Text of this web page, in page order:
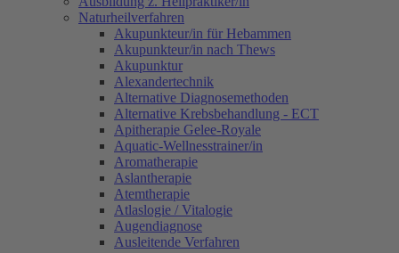
Naturheilverfahren
Akupunkteur/in für Hebammen
Akupunkteur/in nach Thews
Akupunktur
Alexandertechnik
Alternative Diagnosemethoden
Alternative Krebsbehandlung - ECT
Apitherapie Gelee-Royale
Aquatic-Wellnesstrainer/in
Aromatherapie
Aslantherapie
Atemtherapie
Atlaslogie / Vitalogie
Augendiagnose
Ausleitende Verfahren